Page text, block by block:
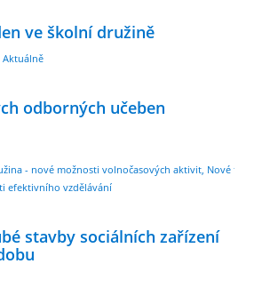
VÝCHOVA
ve školní družině
Aktuálně
odborných učeben
- nové možnosti volnočasových aktivit, Nové třídy
efektivního vzdělávání
stavby sociálních zařízení